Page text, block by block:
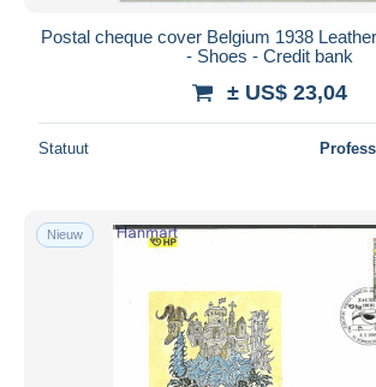
Postal cheque cover Belgium 1938
- Shoes - Credit bank
± US$ 23,04
Statuut
Nieuw